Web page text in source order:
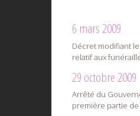
6 mars 2009
Décret modifiant
relatif aux
29 octobre 2009
Arrêté du
première partie